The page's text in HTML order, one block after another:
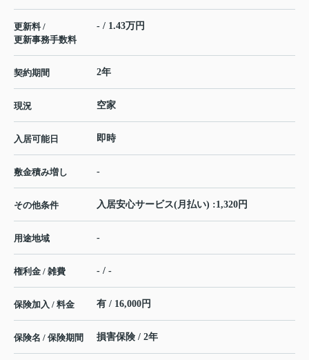
更新料 /
更新事務手数料
- / 1.43万円
契約期間 2年
現況 空家
入居可能日 即時
敷金積み増し -
その他条件 入居安心サービス(月払い) :1,320円
用途地域 -
権利金 / 雑費 - / -
保険加入 / 料金 有 / 16,000円
保険名 / 保険期間 損害保険 / 2年